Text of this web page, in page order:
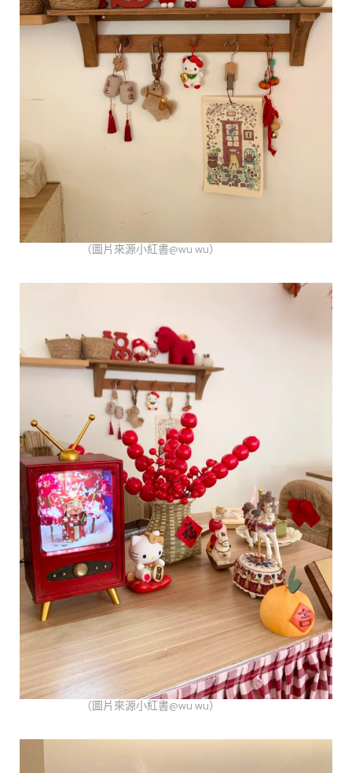
（圖片來源小紅書@wu wu）
（圖片來源小紅書@wu wu）